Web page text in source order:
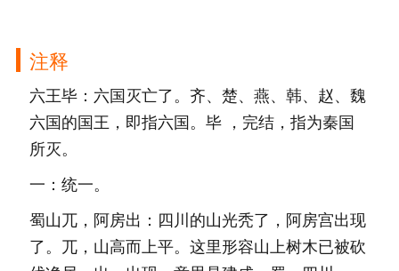
注释
六王毕：六国灭亡了。齐、楚、燕、韩、赵、魏
六国的国王，即指六国。毕 ，完结，指为秦国
所灭。
一：统一。
蜀山兀，阿房出：四川的山光秃了，阿房宫出现
了。兀，山高而上平。这里形容山上树木已被砍